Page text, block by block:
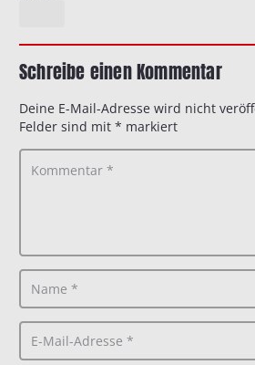
Schreibe einen Kommentar
Deine E-Mail-Adresse wird nicht
Felder sind mit * markiert